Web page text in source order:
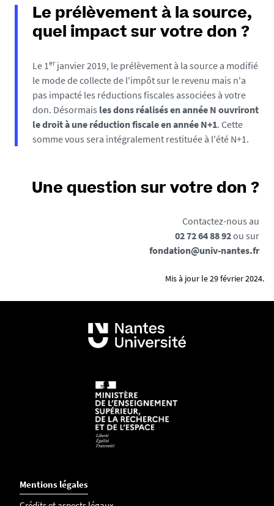
Le prélèvement à la source,
quel impact sur votre don ?
Le 1er janvier 2019, le prélèvement à la source a modifié
le mode de collecte de l'impôt sur le revenu mais n'a
pas impacté les réductions fiscales associées à votre
don. Désormais les dons réalisés en année N ouvriront
le droit à une réduction fiscale en année N+1. Cette
somme vous sera intégralement restituée à l'été N+1.
Une question sur votre don ?
Contactez-nous au
02 72 64 88 92ou sur
fondation@univ-nantes.fr
Mis à jour le 29 février 2024.
Mentions légales